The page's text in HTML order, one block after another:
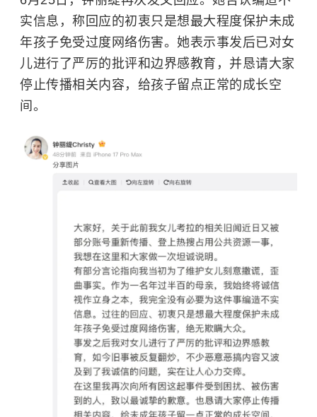
实信息，称回应的初衷只是想最大程度保护未成
年孩子免受过度网络伤害。她表示事发后已对女
儿进行了严厉的批评和边界感教育，并恳请大家
停止传播相关内容，给孩子留点正常的成长空
间。